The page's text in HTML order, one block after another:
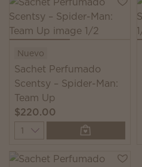
Nuevo
Sachet Perfumado
Scentsy – Spider-Man:
Team Up
$220.00
Quantity